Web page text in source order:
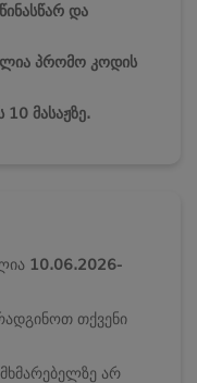
და
პრომო კოდის
მასაჟზე.
10.06.2026-
თქვენი
არ